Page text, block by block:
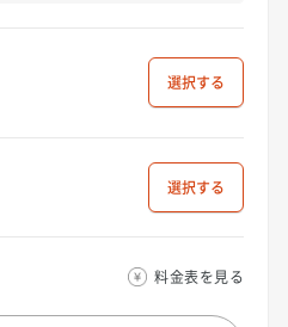
選択
選択
料金表を見る